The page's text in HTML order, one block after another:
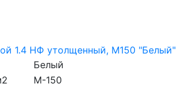
1.4 НФ утолщенный, M150 "Белый"
Белый
M-150